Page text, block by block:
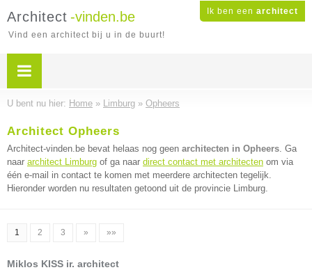
Ik ben een architect
Architect -vinden.be
Vind een architect bij u in de buurt!
U bent nu hier: Home » Limburg » Opheers
Architect Opheers
Architect-vinden.be bevat helaas nog geen architecten in Opheers. Ga
naar architect Limburg of ga naar direct contact met architecten om via
één e-mail in contact te komen met meerdere architecten tegelijk.
Hieronder worden nu resultaten getoond uit de provincie Limburg.
1 2 3 » »»
Miklos KISS ir. architect